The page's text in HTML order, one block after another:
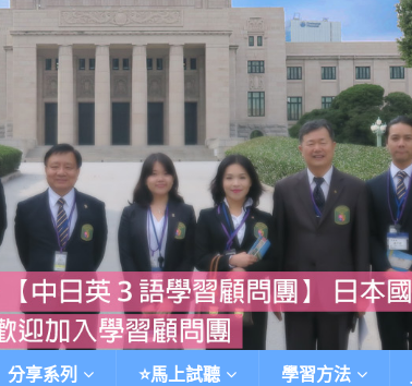
分享系列 ⭐️馬上試聽 學習方法